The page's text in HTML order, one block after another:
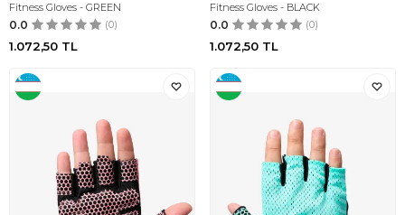
Fitness Gloves - GREEN
0.0 (0)
1.072,50 TL
Fitness Gloves - BLACK
0.0 (0)
1.072,50 TL